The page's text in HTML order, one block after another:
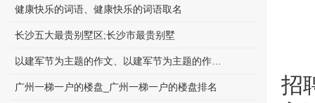
招
健康快乐的词语、健康快乐的词语取名
长沙五大最贵别墅区;长沙市最贵别墅
广州一梯一户的楼盘_广州一梯一户的楼盘排名